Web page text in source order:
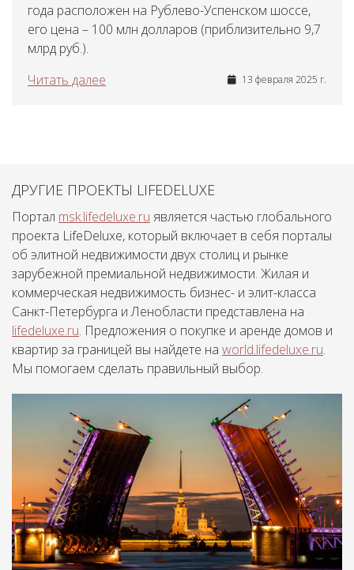
года расположен на Рублево-Успенском шоссе,
его цена – 100 млн долларов (приблизительно 9,7
млрд руб.).
Читать далее
13 февраля 2025 г.
ДРУГИЕ ПРОЕКТЫ LIFEDELUXE
Портал msk.lifedeluxe.ru является частью глобального
проекта LifeDeluxe, который включает в себя порталы
об элитной недвижимости двух столиц и рынке
зарубежной премиальной недвижимости. Жилая и
коммерческая недвижимость бизнес- и элит-класса
Санкт-Петербурга и Ленобласти представлена на
lifedeluxe.ru. Предложения о покупке и аренде домов и
квартир за границей вы найдете на world.lifedeluxe.ru.
Мы помогаем сделать правильный выбор.